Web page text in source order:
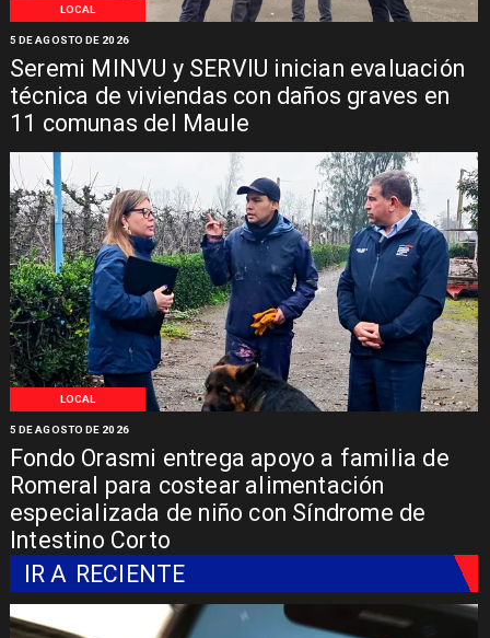
LOCAL
Seremi MINVU y SERVIU inician evaluación
técnica de viviendas con daños graves en
11 comunas del Maule
5 DE AGOSTO DE 2026
LOCAL
Fondo Orasmi entrega apoyo a familia de
Romeral para costear alimentación
especializada de niño con Síndrome de
Intestino Corto
5 DE AGOSTO DE 2026
IR A RECIENTE